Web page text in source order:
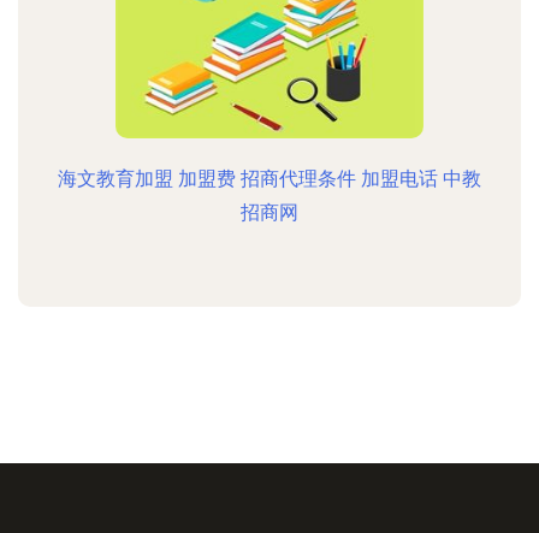
海文教育加盟 加盟费 招商代理条件 加盟电话 中教
招商网